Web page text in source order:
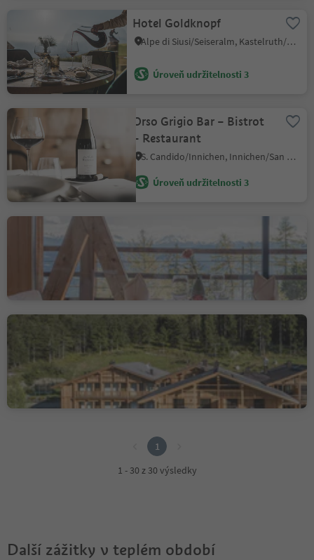
Hotel Goldknopf
Alpe di Siusi/Seiseralm, Kastelruth/Castelrotto, Dolomites Region Seiser Alm
Úroveň udržitelnosti 3
Orso Grigio Bar – Bistrot
– Restaurant
S. Candido/Innichen, Innichen/San Candido, Dolomites Region 3 Zinnen
Úroveň udržitelnosti 3
Lana/Lana, Lana, Meran/Merano and environs
Úroveň udržitelnosti 3
Restaurant Dolomites
Nature Vigilerhof
Siusi/Seis, Kastelruth/Castelrotto, Dolomites Region Seiser Alm
Úroveň udržitelnosti 3
1
1 - 30 z 30 výsledky
Další zážitky v teplém období